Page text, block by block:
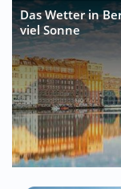
Das Wetter in
viel Sonne